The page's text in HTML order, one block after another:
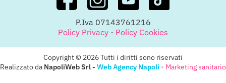
P.Iva 07143761216
Policy Privacy - Policy Cookies
Copyright © 2026 Tutti i diritti sono riservati
Realizzato da NapoliWeb Srl - Web Agency Napoli - Marketing sanitario